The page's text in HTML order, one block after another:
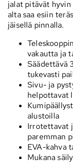
jalat pitävät
alta saa esiin
jäisellä pinnalla.
vakautta ja
Säädettävä
tukevasti
Sivu- ja
helpottavat
alustoilla
Irrotettavat
paremman
EVA-kahva
Mukana